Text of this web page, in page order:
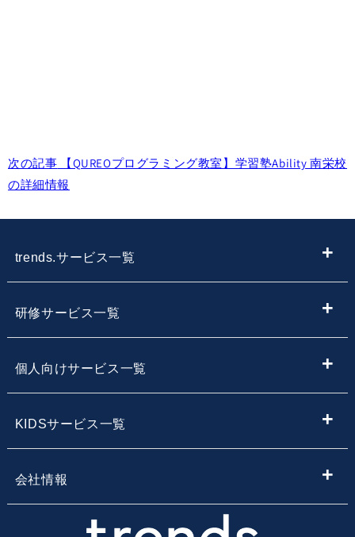
次の記事
【QUREOプログラミング教室】学習塾Ability 南栄校
の詳細情報
trends.サービス一覧
子供向けプログラミング教室を探す
地域・エリア名から子供向けプログラミングスクールを
研修サービス一覧
【企業向け】DX社員研修 - 法人向け人材育成
個人向けサービス一覧
エンジニア転職コース
KIDSサービス一覧
小学生・中学生のためのオンラインプログラミングスク
会社情報